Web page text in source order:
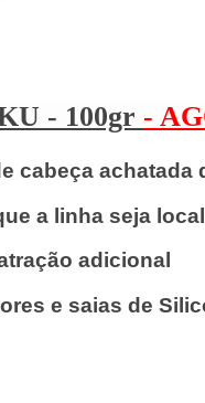
- 100gr -
cabeça
a linha seja
adicional
e saias de